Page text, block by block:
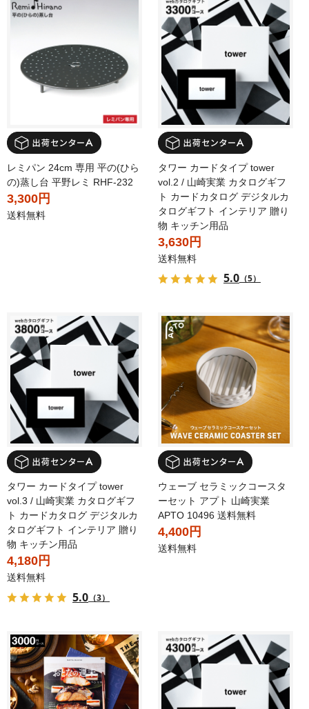
レミパン 24cm 専用 平の(ひら
の)蒸し台 平野レミ RHF-232
3,300円
送料無料
タワー カードタイプ tower
vol.2 / 山崎実業 カタログギフ
ト カードカタログ デジタルカ
タログギフト インテリア 贈り
物 キッチン用品
3,630円
送料無料
5.0 （5）
タワー カードタイプ tower
vol.3 / 山崎実業 カタログギフ
ト カードカタログ デジタルカ
タログギフト インテリア 贈り
物 キッチン用品
4,180円
送料無料
5.0 （3）
ウェーブ セラミックコースタ
ーセット アプト 山崎実業
APTO 10496 送料無料
4,400円
送料無料